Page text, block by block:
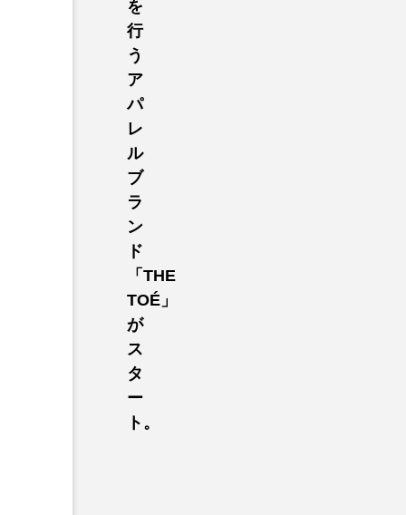
を
行
う
ア
パ
レ
ル
ブ
ラ
ン
ド
「THE
TOÉ」
が
ス
タ
ー
ト。